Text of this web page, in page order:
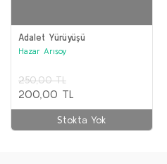
Adalet Yürüyüşü
Hazar Arısoy
250,00 TL
200,00 TL
Stokta Yok